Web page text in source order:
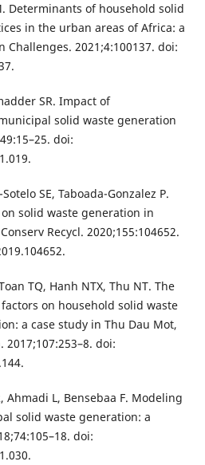
Determinants of household solid
in the urban areas of Africa: a
Challenges. 2021;4:100137. doi:
SR. Impact of
solid waste generation
doi:
SE, Taboada-Gonzalez P.
solid waste generation in
Recycl. 2020;155:104652.
TQ, Hanh NTX, Thu NT. The
on household solid waste
a case study in Thu Dau Mot,
2017;107:253–8. doi:
Ahmadi L, Bensebaa F. Modeling
solid waste generation: a
doi: